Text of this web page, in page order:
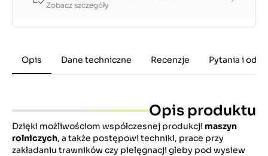
Zobacz szczegóły
Opis Dane techniczne Recenzje Pytania i
Opis produktu
Dzięki możliwościom współczesnej produkcji maszyn
rolniczych, a także postępowi techniki, prace przy
zakładaniu trawników czy pielęgnacji gleby pod wysiew